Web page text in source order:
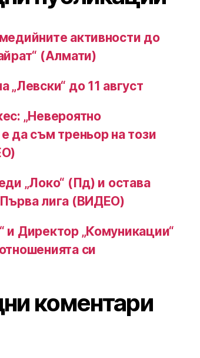
активности до
(Алмати)
„Левски“ до 11 август
„Невероятно
да съм треньор на този
„Локо“ (Пд) и остава
лига (ВИДЕО)
и Директор „Комуникации“
си
коментари